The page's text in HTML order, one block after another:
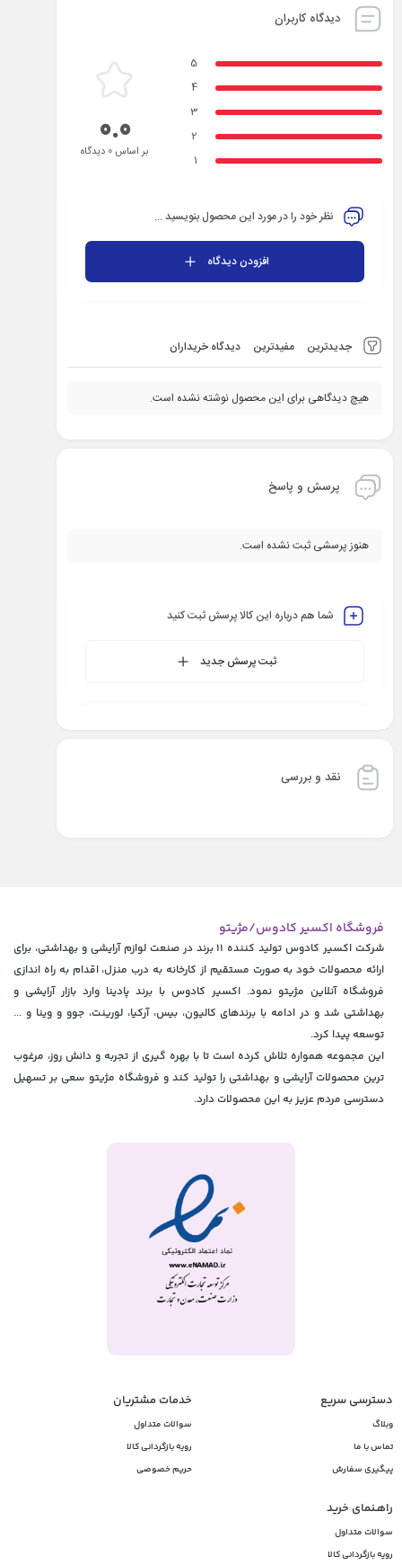
دیدگاه کاربران
جدیدترین مفیدترین دیدگاه خریداران
هیچ دیدگاهی برای این محصول نوشته نشده است.
5
4
3
2
1
0.0بر اساس 0 دیدگاه
نظر خود را در مورد این محصول بنویسید ...
افزودن دیدگاه
پرسش و پاسخ
هنوز پرسشی ثبت نشده است.
شما هم درباره این کالا پرسش ثبت کنید
ثبت پرسش جدید
نقد و بررسی
فروشگاه اکسیر کادوس/مژیتو
شرکت اکسیر کادوس تولید کننده 11 برند در صنعت لوازم آرایشی و بهداشتی، برای
ارائه محصولات خود به صورت مستقیم از کارخانه به درب منزل، اقدام به راه اندازی
فروشگاه آنلاین مژیتو نمود. اکسیر کادوس با برند پادینا وارد بازار آرایشی و
بهداشتی شد و در ادامه با برندهای کالیون، بیس، آرکیا، لورینت، جوو و وینا و ...
توسعه پیدا کرد.
این مجموعه همواره تلاش کرده است تا با بهره گیری از تجربه و دانش روز، مرغوب
ترین محصولات آرایشی و بهداشتی را تولید کند و فروشگاه مژیتو سعی بر تسهیل
دسترسی مردم عزیز به این محصولات دارد.
دسترسی سریع
وبلاگ
تماس با ما
پیگیری سفارش
خدمات مشتریان
سوالات متداول
رویه بازگردانی کالا
حریم خصوصی
راهـنمای خرید
سوالات متداول
رویه بازگردانی کالا